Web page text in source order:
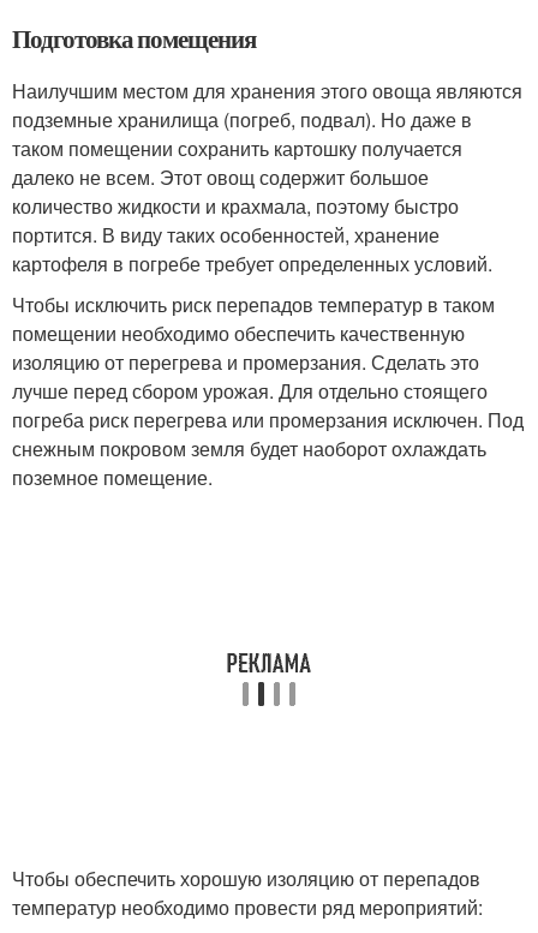
Подготовка помещения
Наилучшим местом для хранения этого овоща являются
подземные хранилища (погреб, подвал). Но даже в
таком помещении сохранить картошку получается
далеко не всем. Этот овощ содержит большое
количество жидкости и крахмала, поэтому быстро
портится. В виду таких особенностей, хранение
картофеля в погребе требует определенных условий.
Чтобы исключить риск перепадов температур в таком
помещении необходимо обеспечить качественную
изоляцию от перегрева и промерзания. Сделать это
лучше перед сбором урожая. Для отдельно стоящего
погреба риск перегрева или промерзания исключен. Под
снежным покровом земля будет наоборот охлаждать
поземное помещение.
Чтобы обеспечить хорошую изоляцию от перепадов
температур необходимо провести ряд мероприятий: